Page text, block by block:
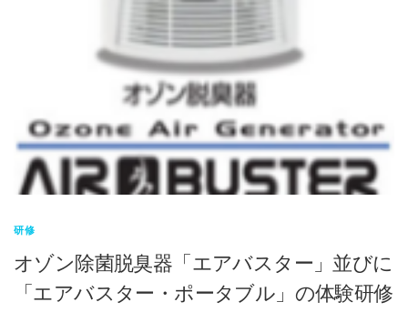
研修
オゾン除菌脱臭器「エアバスター」並びに
「エアバスター・ポータブル」の体験研修